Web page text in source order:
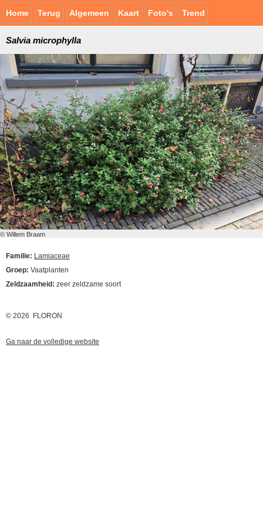
Home Terug Algemeen Kaart Foto's Trend
Salvia microphylla
© Willem Braam
Familie: Lamiaceae
Groep: Vaatplanten
Zeldzaamheid: zeer zeldzame soort
© 2026 FLORON
Ga naar de volledige website